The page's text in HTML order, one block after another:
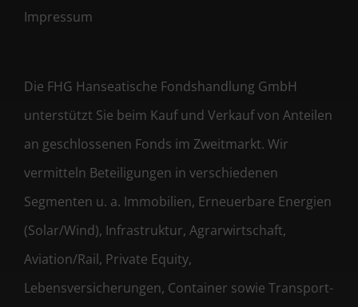
Impressum
Die FHG Hanseatische Fondshandlung GmbH
unterstützt Sie beim Kauf und Verkauf von Anteilen
an geschlossenen Fonds im Zweitmarkt. Wir
vermitteln Beteiligungen in verschiedenen
Segmenten u. a. Immobilien, Erneuerbare Energien
(Solar/Wind), Infrastruktur, Agrarwirtschaft,
Aviation/Rail, Private Equity,
Lebensversicherungen, Container sowie Transport-